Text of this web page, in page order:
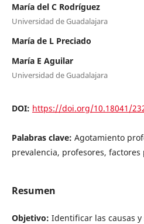
María del C Rodríguez
Universidad de Guadalajara
María de L Preciado
María E Aguilar
Universidad de Guadalajara
DOI: https://doi.org/10.18041/
Palabras clave: Agotamiento
prevalencia, profesores, factores
Resumen
Objetivo: Identificar las causas